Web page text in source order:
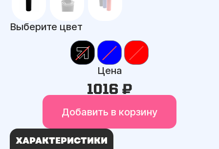
Выберите цвет
Цена
1016 ₽
Добавить в корзину
ХАРАКТЕРИСТИКИ